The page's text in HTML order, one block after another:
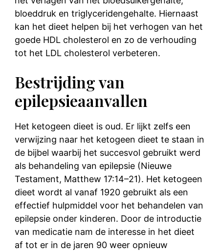
bloeddruk en triglyceridengehalte. Hiernaast
kan het dieet helpen bij het verhogen van het
goede HDL cholesterol en zo de verhouding
tot het LDL cholesterol verbeteren.
Bestrijding van
epilepsieaanvallen
Het ketogeen dieet is oud. Er lijkt zelfs een
verwijzing naar het ketogeen dieet te staan in
de bijbel waarbij het succesvol gebruikt werd
als behandeling van epilepsie (Nieuwe
Testament, Matthew 17:14–21). Het ketogeen
dieet wordt al vanaf 1920 gebruikt als een
effectief hulpmiddel voor het behandelen van
epilepsie onder kinderen. Door de introductie
van medicatie nam de interesse in het dieet
af tot er in de jaren 90 weer opnieuw